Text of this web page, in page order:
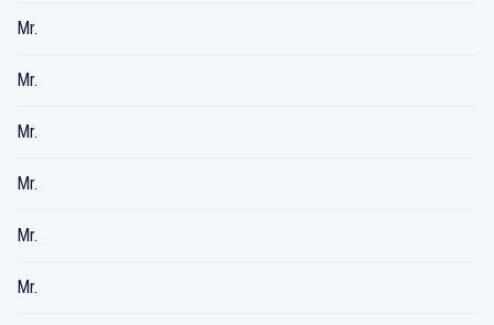
Mr.
Mr.
Mr.
Mr.
Mr.
Mr.